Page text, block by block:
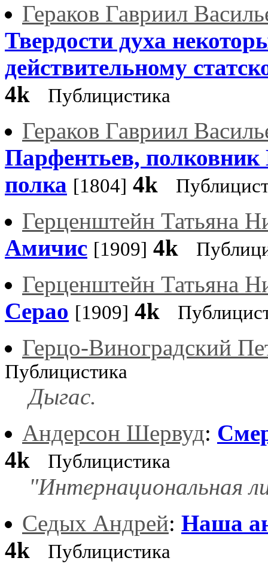
Гераков Гавриил
Твердости духа
действительному
4k
Публицистика
Гераков Гавриил
Парфентьев, полковник
полка [1804] 4k
Герценштейн Татьяна
Амичис [1909] 4k
Герценштейн Татьяна
Серао [1909] 4k
Герцо-Виноградский
Публицистика
Дыгас.
Андерсон Шервуд:
4k
Публицистика
"Интернациональная
Седых Андрей: Наша
4k
Публицистика